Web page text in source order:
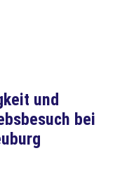
und
bei